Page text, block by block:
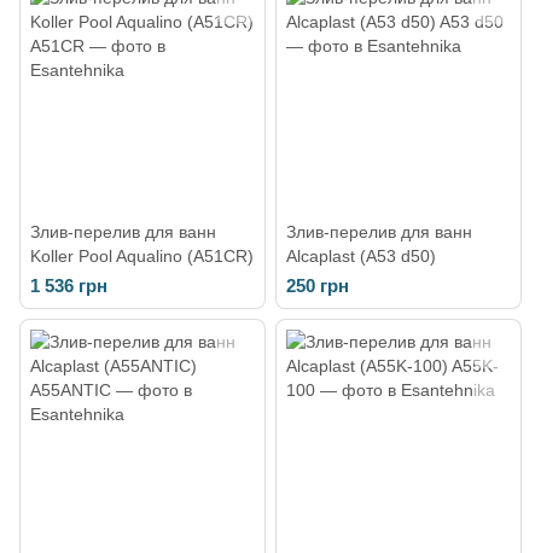
Злив-перелив для ванн
Koller Pool Aqualino (A51CR)
1 536 грн
Злив-перелив для ванн
Alcaplast (A53 d50)
250 грн